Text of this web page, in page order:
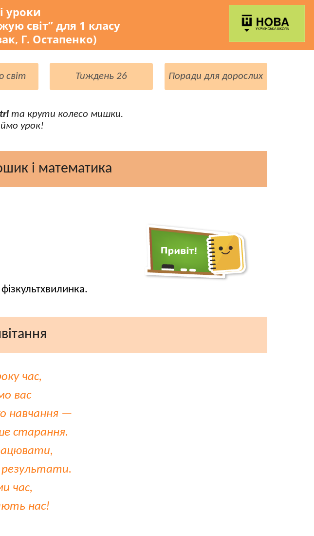
уроки
світ” для 1 класу
Г. Остапенко)
світ Тиждень 26 Поради для дорослих
та крути колесо мишки.
урок!
і математика
час,
вас
навчання —
старання.
результати.
час,
нас!